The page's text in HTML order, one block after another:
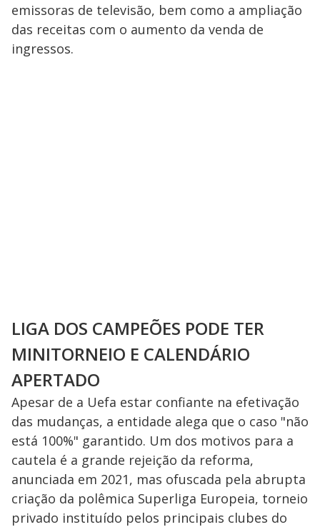
emissoras de televisão, bem como a ampliação
das receitas com o aumento da venda de
ingressos.
LIGA DOS CAMPEÕES PODE TER
MINITORNEIO E CALENDÁRIO
APERTADO
Apesar de a Uefa estar confiante na efetivação
das mudanças, a entidade alega que o caso "não
está 100%" garantido. Um dos motivos para a
cautela é a grande rejeição da reforma,
anunciada em 2021, mas ofuscada pela abrupta
criação da polêmica Superliga Europeia, torneio
privado instituído pelos principais clubes do